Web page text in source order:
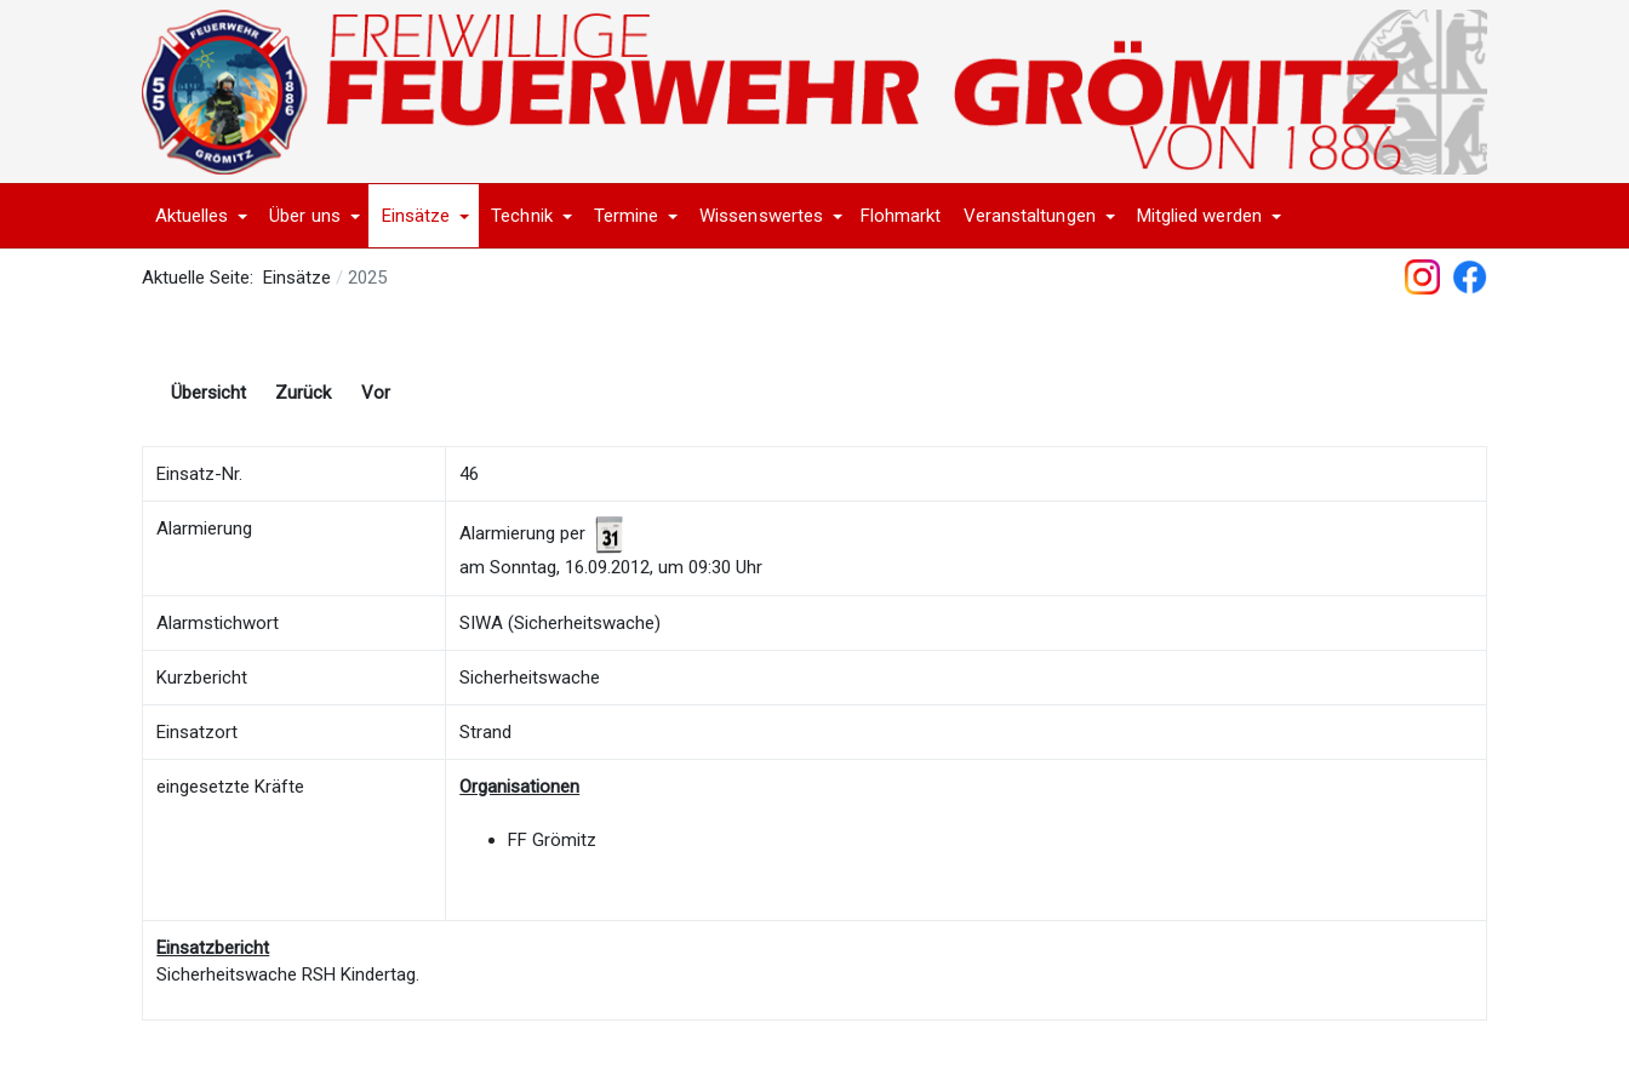
Aktuelles Über uns Einsätze Technik Termine Wissenswertes Flohmarkt Veranstaltungen Mitglied werden
Aktuelle Seite: Einsätze 2025
Übersicht Zurück Vor
Einsatz-Nr. 46
Alarmierung
Alarmierung per
am Sonntag, 16.09.2012, um 09:30 Uhr
Alarmstichwort SIWA (Sicherheitswache)
Kurzbericht Sicherheitswache
Einsatzort Strand
eingesetzte Kräfte Organisationen
FF Grömitz
Einsatzbericht
Sicherheitswache RSH Kindertag.